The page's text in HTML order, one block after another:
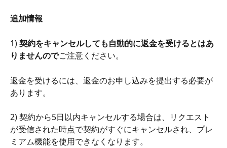
追加情報
1) 契約をキャンセルしても自動的に返金を受けるとはあ
りませんのでご注意ください。
返金を受けるには、返金のお申し込みを提出する必要が
あります。
2) 契約から5日以内キャンセルする場合は、リクエスト
が受信された時点で契約がすぐにキャンセルされ、プレ
ミアム機能を使用できなくなります。